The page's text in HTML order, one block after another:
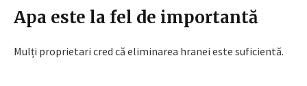
Apa este la fel de importantă
Mulți proprietari cred că eliminarea hranei este suficientă.